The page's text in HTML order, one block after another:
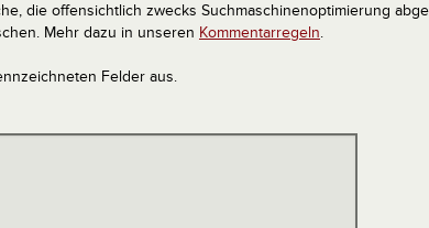
die offensichtlich zwecks Suchmaschinenoptimierung
Mehr dazu in unseren Kommentarregeln.
Felder aus.